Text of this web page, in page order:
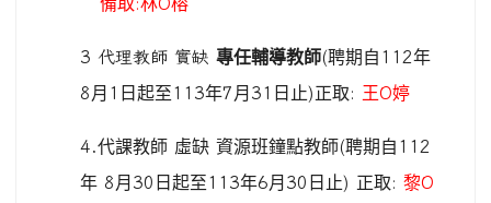
備取 林 榕
3 代理教師 實缺專任輔導教師(聘期自 112年
8 月 1 日起至113年7 月 31 日止)正取: 王O婷
4.代課教師 虛缺 資源班鐘點教師(聘期自 112
年 8 月 30 日起至113年6月 30 日止) 正取:黎O